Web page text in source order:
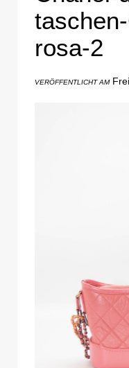
rosa-2
VERÖFFENTLICHT AM